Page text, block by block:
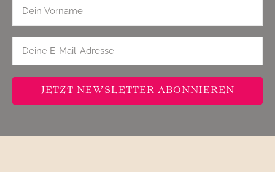
JETZT NEWSLETTER ABONNIEREN